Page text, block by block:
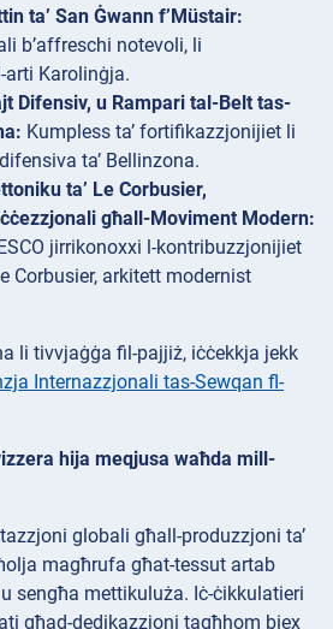
ta’ San Ġwann f’Müstair:
b’affreschi notevoli, li
arti Karolinġja.
Difensiv, u Rampari tal-Belt tas-
Kumpless ta’ fortifikazzjonijiet li
ta’ Bellinzona.
ta’ Le Corbusier,
għall-Moviment Modern:
jirrikonoxxi l-kontribuzzjonijiet
Corbusier, arkitett modernist
li tivvjaġġa fil-pajjiż, iċċekkja jekk
Internazzjonali tas-Sewqan fl-
hija meqjusa waħda mill-
globali għall-produzzjoni ta’
magħrufa għat-tessut artab
sengħa mettikuluża. Iċ-ċikkulatieri
għad-dedikazzjoni tagħhom biex